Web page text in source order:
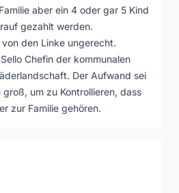
aber ein 4 oder gar 5 Kind
gezahlt werden.
den Linke ungerecht.
Chefin der kommunalen
Der Aufwand sei
um zu Kontrollieren, dass
zur Familie gehören.